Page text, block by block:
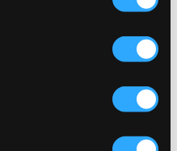
your geographical
actively scanning it for
und weitere
bei Unternehmen